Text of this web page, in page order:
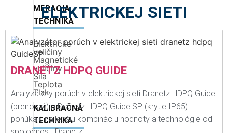
MERACIA
TECHNIKA
Elektrické
veličiny
Magnetické
veličiny
Sila
Teplota
Tlak
KALIBRAČNÁ
TECHNIKA
ELEKTRICKEJ SIETI
DRANETZ HDPQ GUIDE
Analyzátory porúch v elektrickej sieti Dranetz HDPQ Guide
(prenosný) a Dranetz HDPQ Guide SP (krytie IP65)
ponúkajú najlepšiu kombináciu hodnoty a technológie od